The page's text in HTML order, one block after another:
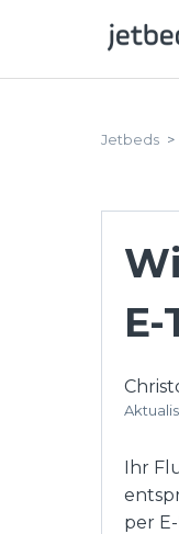
Jetbeds
Ihr
per